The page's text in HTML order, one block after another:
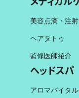
美容点滴・注射
ヘアタトゥ
監修医師紹介
ヘッドスパ
アロマバイタ